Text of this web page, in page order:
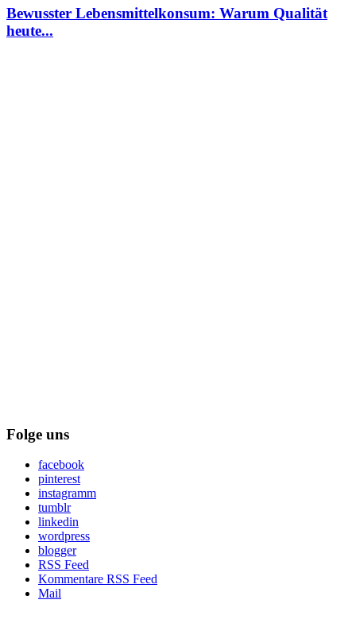
Bewusster Lebensmittelkonsum: Warum Qualität
heute...
Folge uns
facebook
pinterest
instagramm
tumblr
linkedin
wordpress
blogger
RSS Feed
Kommentare RSS Feed
Mail